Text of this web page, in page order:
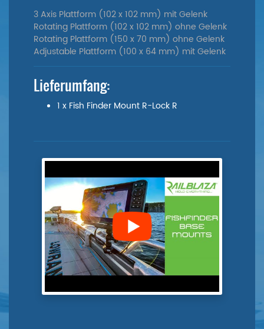
3 Axis Plattform (102 x 102 mm) mit Gelenk
Rotating Plattform (102 x 102 mm) ohne Gelenk
Rotating Plattform (150 x 70 mm) ohne Gelenk
Adjustable Plattform (100 x 64 mm) mit Gelenk
Lieferumfang:
1 x Fish Finder Mount R-Lock R